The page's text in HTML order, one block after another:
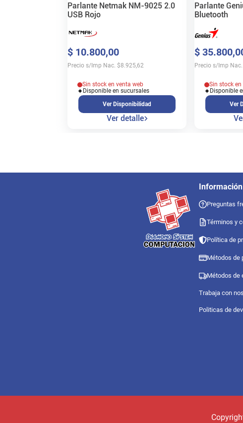
Parlante Netmak NM-9025 2.0
USB Rojo
$ 10.800,00
Precio s/Imp Nac. $8.925,62
Sin stock en venta web
Disponible en sucursales
Ver Disponibilidad
Ver detalle
Parlante
Bluetooth
$ 35.800,
Precio s/Imp Nac.
Sin stock
Disponible
Ver
Información
Preguntas
Términos y
Política de
Métodos de
Métodos de
Trabaja con
Politicas de